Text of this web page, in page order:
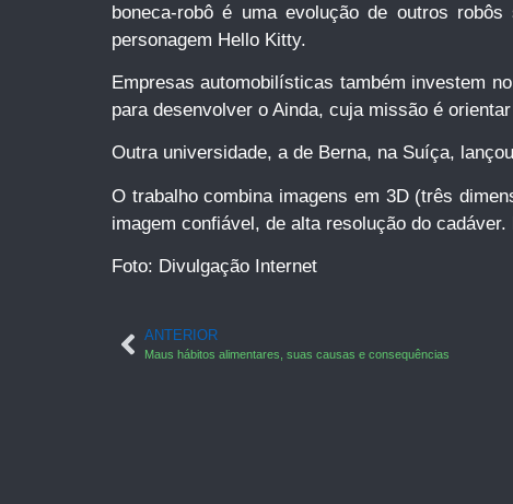
boneca-robô é uma evolução de outros
personagem Hello Kitty.
Empresas automobilísticas também investem
para desenvolver o Ainda, cuja missão é
Outra universidade, a de Berna, na Suíça,
O trabalho combina imagens em 3D (três
imagem confiável, de alta resolução do
Foto: Divulgação Internet
ANTERIOR
Maus hábitos alimentares, suas causas e consequências